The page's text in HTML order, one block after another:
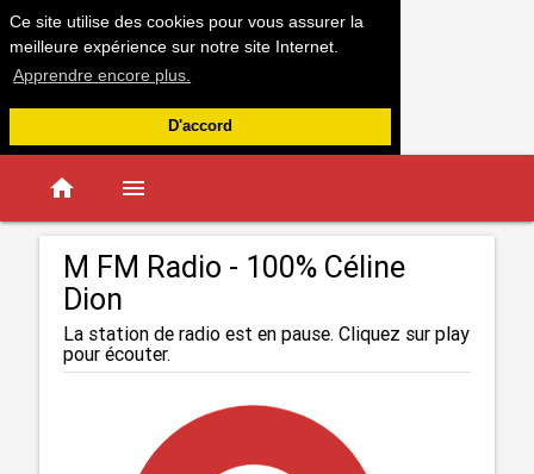
Ce site utilise des cookies pour vous assurer la
meilleure expérience sur notre site Internet.
Apprendre encore plus.
D'accord
home menu
M FM Radio - 100% Céline
Dion
La station de radio est en pause. Cliquez sur play
pour écouter.